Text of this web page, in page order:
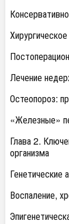
Лечение
Остеопороз:
«Железные»
Глава 2.
организма
Генетические
Воспаление,